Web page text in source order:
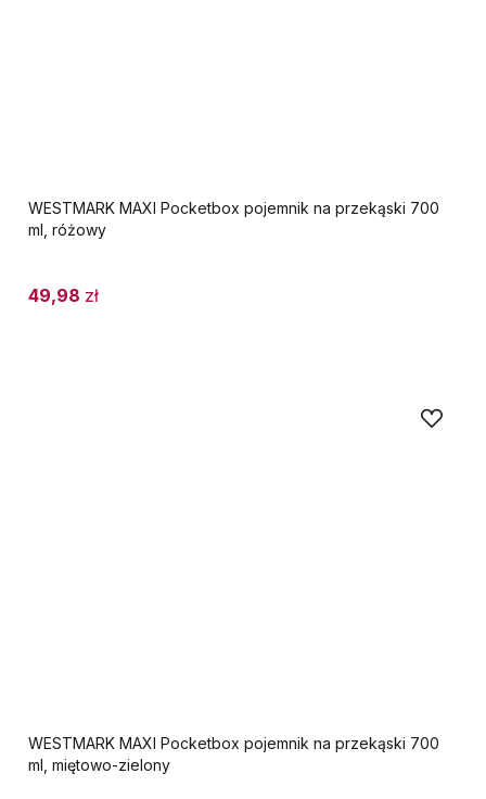
WESTMARK MAXI Pocketbox pojemnik na przekąski 700
ml, różowy
49,98 zł
WESTMARK MAXI Pocketbox pojemnik na przekąski 700
ml, miętowo-zielony